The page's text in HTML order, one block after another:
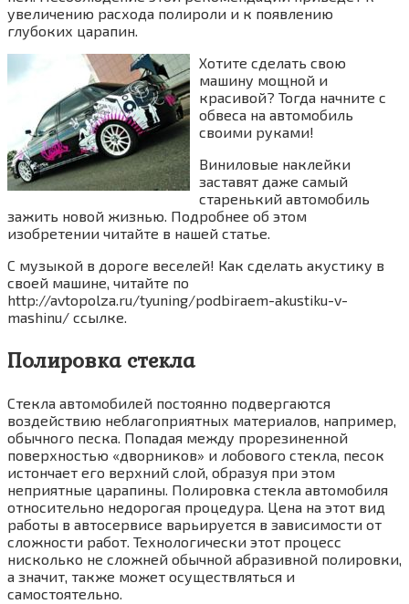
увеличению расхода полироли и к появлению
глубоких царапин.
Хотите сделать свою
машину мощной и
красивой? Тогда начните с
обвеса на автомобиль
своими руками!
Виниловые наклейки
заставят даже самый
старенький автомобиль
зажить новой жизнью. Подробнее об этом
изобретении читайте в нашей статье.
С музыкой в дороге веселей! Как сделать акустику в
своей машине, читайте по
http://avtopolza.ru/tyuning/podbiraem-akustiku-v-
mashinu/ ссылке.
Полировка стекла
Стекла автомобилей постоянно подвергаются
воздействию неблагоприятных материалов, например,
обычного песка. Попадая между прорезиненной
поверхностью «дворников» и лобового стекла, песок
истончает его верхний слой, образуя при этом
неприятные царапины. Полировка стекла автомобиля
относительно недорогая процедура. Цена на этот вид
работы в автосервисе варьируется в зависимости от
сложности работ. Технологически этот процесс
нисколько не сложней обычной абразивной полировки,
а значит, также может осуществляться и
самостоятельно.